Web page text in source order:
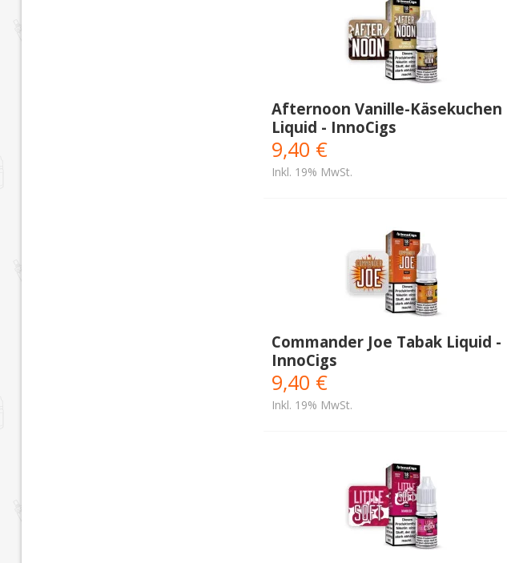
Afternoon Vanille-Käsekuchen
Liquid - InnoCigs
9,40 €
Inkl. 19% MwSt.
Commander Joe Tabak Liquid -
InnoCigs
9,40 €
Inkl. 19% MwSt.